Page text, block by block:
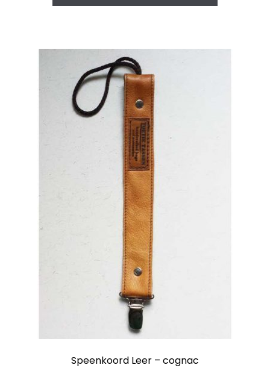
Speenkoord Leer – cognac